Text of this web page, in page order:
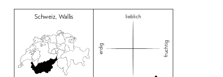
Schweiz, Wallis lieblich
erdig fruchtig